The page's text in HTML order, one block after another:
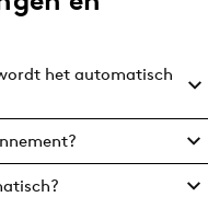
het automatisch